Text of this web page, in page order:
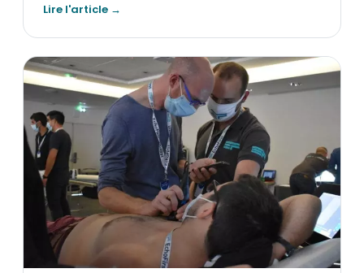
Lire l'article →